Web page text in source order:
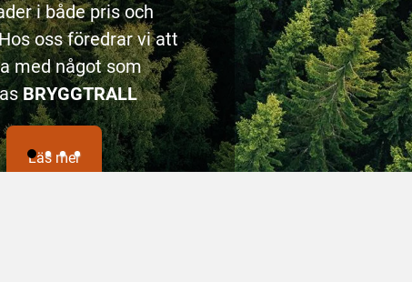
i både pris och
oss föredrar vi att
med något som
BRYGGTRALL
Läs mer